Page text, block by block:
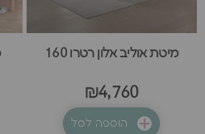
מיטת אוליב אלון רטרו 160
₪4,760
הוספה לסל